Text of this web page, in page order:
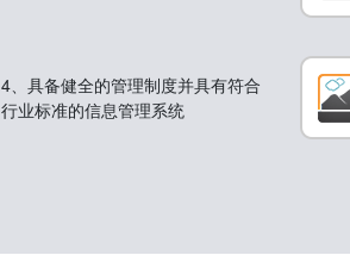
4、具备健全的管理制度并具有符合
行业标准的信息管理系统